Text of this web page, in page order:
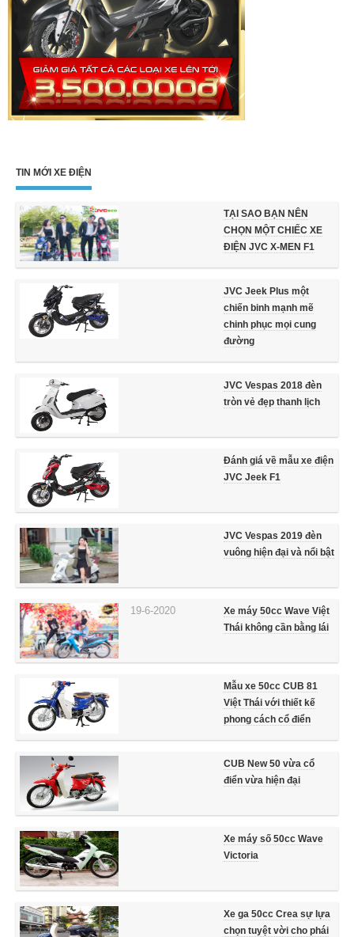
TIN MỚI XE ĐIỆN
TẠI SAO BẠN NÊN
CHỌN MỘT CHIẾC XE
ĐIỆN JVC X-MEN F1
JVC Jeek Plus một
chiến binh mạnh mẽ
chinh phục mọi cung
đường
JVC Vespas 2018 đèn
tròn vẻ đẹp thanh lịch
Đánh giá về mẫu xe điện
JVC Jeek F1
JVC Vespas 2019 đèn
vuông hiện đại và nổi bật
Xe máy 50cc Wave Việt
Thái không cần bằng lái
19-6-2020
Mẫu xe 50cc CUB 81
Việt Thái với thiết kế
phong cách cổ điển
CUB New 50 vừa cổ
điển vừa hiện đại
Xe máy số 50cc Wave
Victoria
Xe ga 50cc Crea sự lựa
chọn tuyệt vời cho phái